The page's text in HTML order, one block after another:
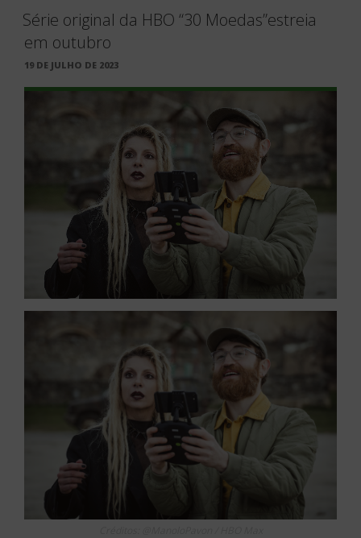
Série original da HBO “30 Moedas”estreia
em outubro
PUBLICADO
19 DE JULHO DE 2023